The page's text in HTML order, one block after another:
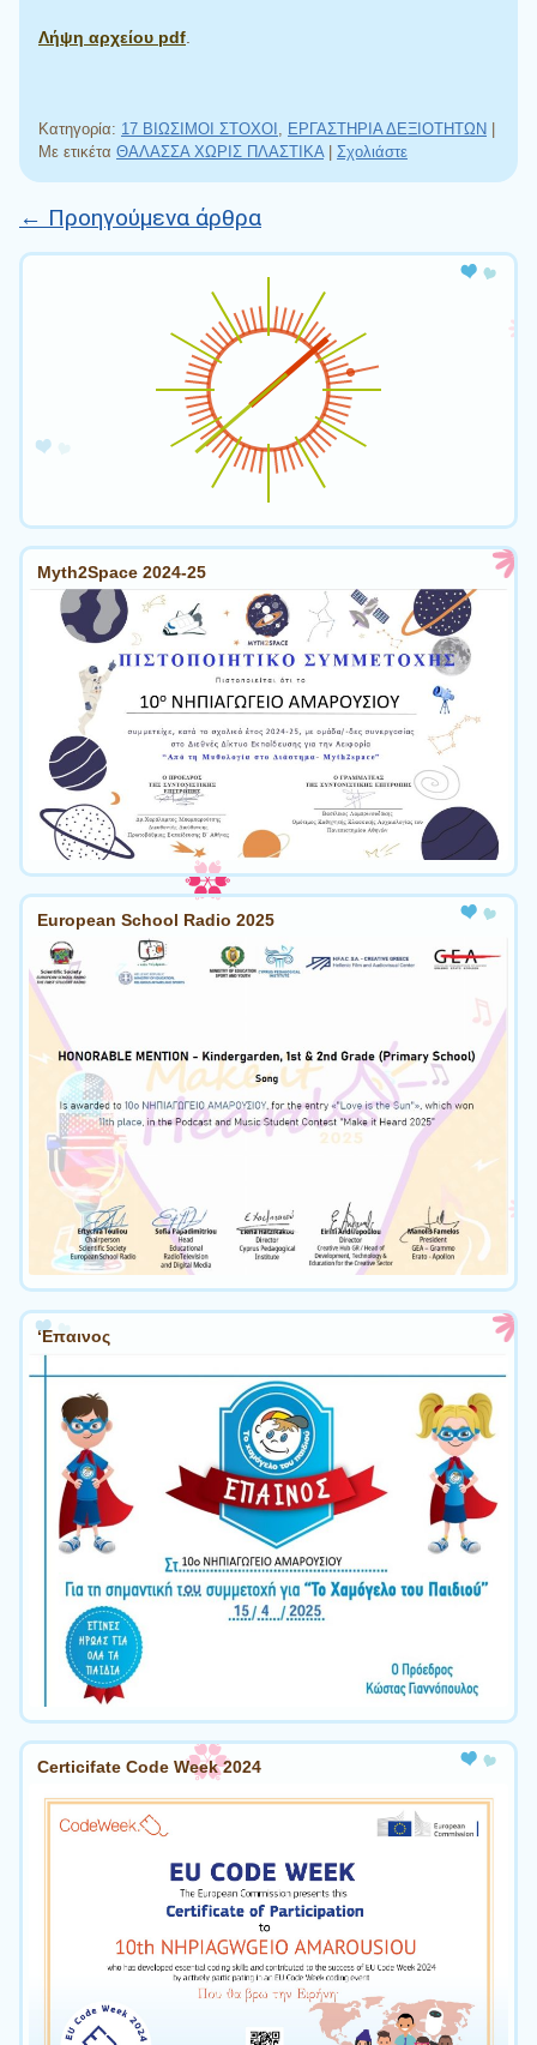
Λήψη αρχείου pdf
Κατηγορία: 17 ΒΙΩΣΙΜΟΙ ΣΤΟΧΟΙ ΕΡΓΑΣΤΗΡΙΑ ΔΕΞΙΟΤΗΤΩΝ
Με ετικέτα ΘΑΛΑΣΣΑ ΧΩΡΙΣ ΠΛΑΣΤΙΚΑ Σχολιάστε
Πλοήγηση άρθρων
← Προηγούμενα άρθρα
Myth2Space 2024-25
European School Radio 2025
‘Επαινος
Certicifate Code Week 2024